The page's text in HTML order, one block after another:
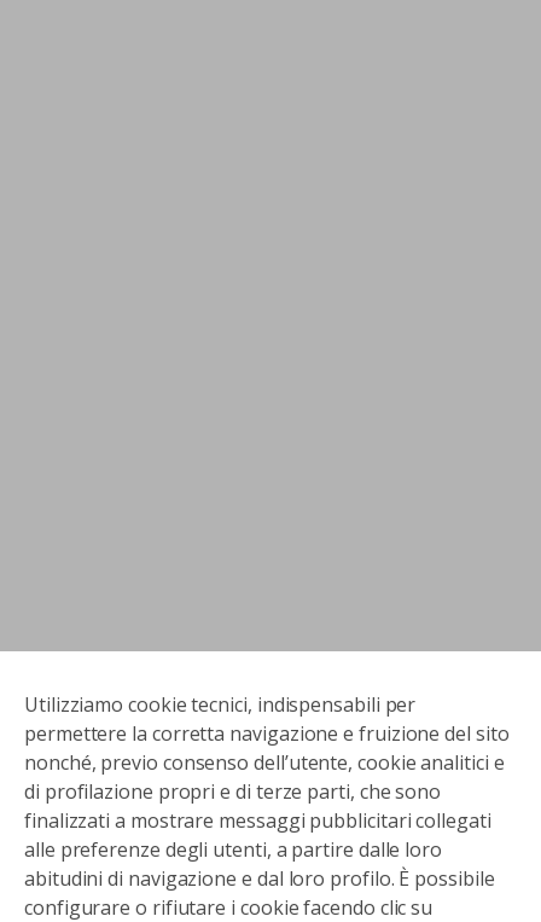
Utilizziamo cookie tecnici, indispensabili per
permettere la corretta navigazione e fruizione del sito
nonché, previo consenso dell’utente, cookie analitici e
di profilazione propri e di terze parti, che sono
finalizzati a mostrare messaggi pubblicitari collegati
alle preferenze degli utenti, a partire dalle loro
abitudini di navigazione e dal loro profilo. È possibile
configurare o rifiutare i cookie facendo clic su